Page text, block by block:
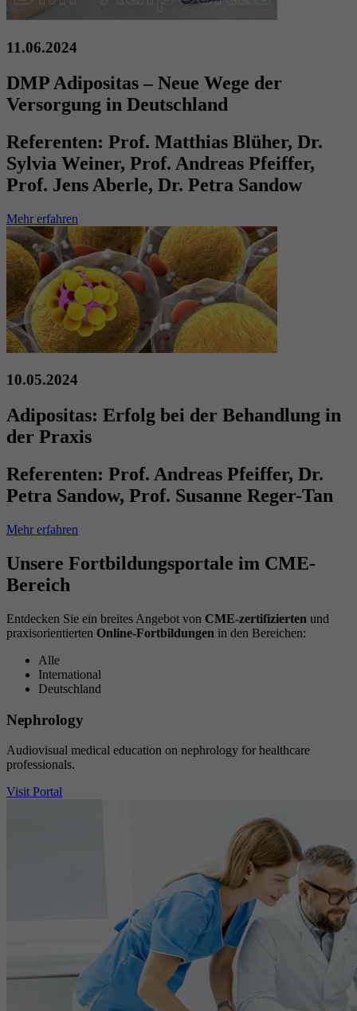
11.06.2024
DMP Adipositas – Neue Wege der
Versorgung in Deutschland
Referenten: Prof. Matthias Blüher, Dr.
Sylvia Weiner, Prof. Andreas Pfeiffer,
Prof. Jens Aberle, Dr. Petra Sandow
Mehr erfahren
10.05.2024
Adipositas: Erfolg bei der Behandlung in
der Praxis
Referenten: Prof. Andreas Pfeiffer, Dr.
Petra Sandow, Prof. Susanne Reger-Tan
Mehr erfahren
Unsere Fortbildungsportale im CME-
Bereich
Entdecken Sie ein breites Angebot von CME-zertifizierten und
praxisorientierten Online-Fortbildungen in den Bereichen:
Alle
International
Deutschland
Nephrology
Audiovisual medical education on nephrology for healthcare
professionals.
Visit Portal